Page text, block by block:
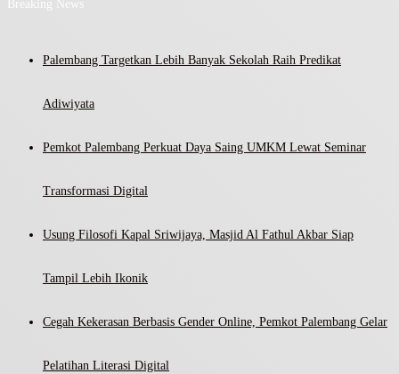
Breaking News
Palembang Targetkan Lebih Banyak Sekolah Raih Predikat
Adiwiyata
Pemkot Palembang Perkuat Daya Saing UMKM Lewat Seminar
Transformasi Digital
Usung Filosofi Kapal Sriwijaya, Masjid Al Fathul Akbar Siap
Tampil Lebih Ikonik
Cegah Kekerasan Berbasis Gender Online, Pemkot Palembang Gelar
Pelatihan Literasi Digital